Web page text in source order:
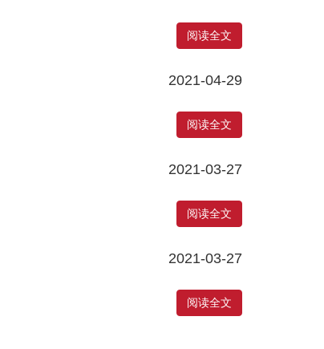
阅读全文
2021-04-29
阅读全文
2021-03-27
阅读全文
2021-03-27
阅读全文